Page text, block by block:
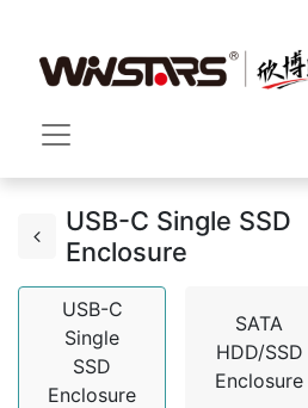
USB-C Single SSD
Enclosure
USB-C
Single
SSD
Enclosure
SATA
HDD/SSD
Enclosure